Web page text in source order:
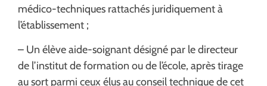
médico-techniques rattachés juridiquement à
l’établissement ;
– Un élève aide-soignant désigné par le directeur
de l’institut de formation ou de l’école, après tirage
au sort parmi ceux élus au conseil technique de cet